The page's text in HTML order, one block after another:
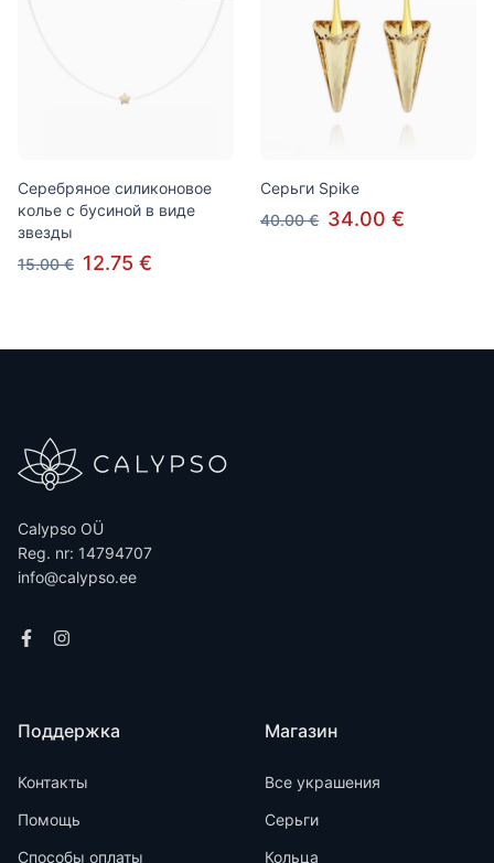
Серебряное силиконовое
колье с бусиной в виде
звезды
15.00 € 12.75 €
Серьги Spike
40.00 € 34.00 €
Calypso OÜ
Reg. nr: 14794707
info@calypso.ee
Поддержка
Контакты
Помощь
Способы оплаты
Магазин
Все украшения
Серьги
Кольца